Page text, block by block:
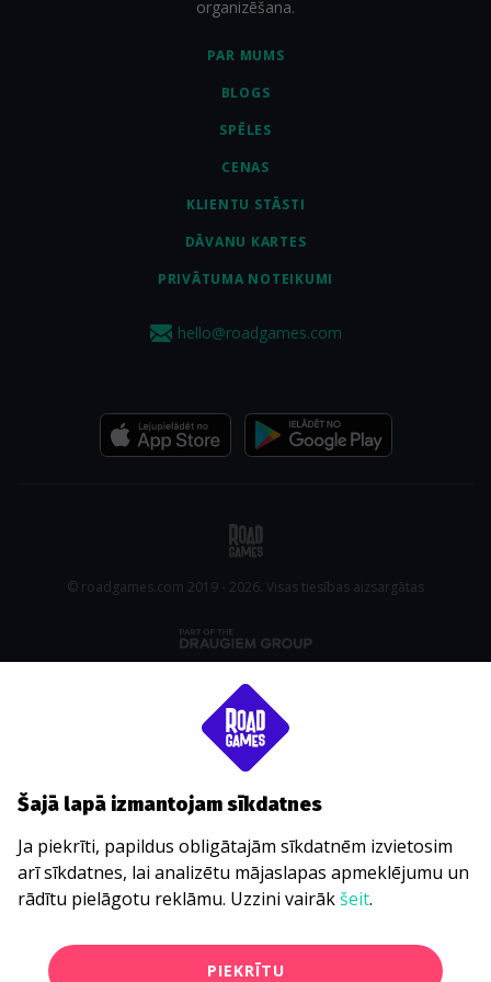
PAR MUMS
BLOGS
SPĒLES
CENAS
KLIENTU STĀSTI
DĀVANU KARTES
PRIVĀTUMA NOTEIKUMI
organizēšana.
hello@roadgames.com
© roadgames.com 2019 - 2026. Visas tiesības aizsargātas
Šajā lapā izmantojam sīkdatnes
Ja piekrīti, papildus obligātajām sīkdatnēm izvietosim
arī sīkdatnes, lai analizētu mājaslapas apmeklējumu un
rādītu pielāgotu reklāmu. Uzzini vairākšeit.
PIEKRĪTU